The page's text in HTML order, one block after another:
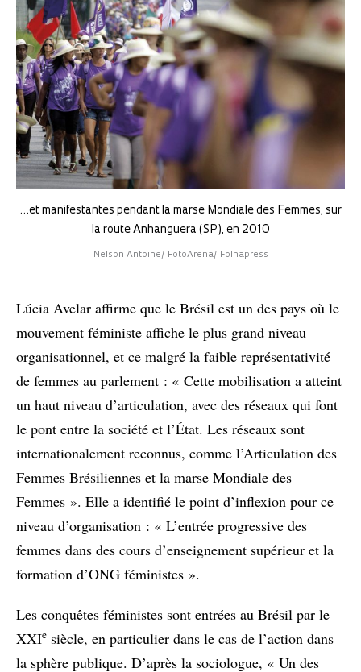
…et manifestantes pendant la marse Mondiale des Femmes, sur
la route Anhanguera (SP), en 2010
Nelson Antoine/ FotoArena/ Folhapress
Lúcia Avelar affirme que le Brésil est un des pays où le
mouvement féministe affiche le plus grand niveau
organisationnel, et ce malgré la faible représentativité
de femmes au parlement : « Cette mobilisation a atteint
un haut niveau d’articulation, avec des réseaux qui font
le pont entre la société et l’État. Les réseaux sont
internationalement reconnus, comme l’Articulation des
Femmes Brésiliennes et la marse Mondiale des
Femmes ». Elle a identifié le point d’inflexion pour ce
niveau d’organisation : « L’entrée progressive des
femmes dans des cours d’enseignement supérieur et la
formation d’ONG féministes ».
Les conquêtes féministes sont entrées au Brésil par le
XXIe siècle, en particulier dans le cas de l’action dans
la sphère publique. D’après la sociologue, « Un des